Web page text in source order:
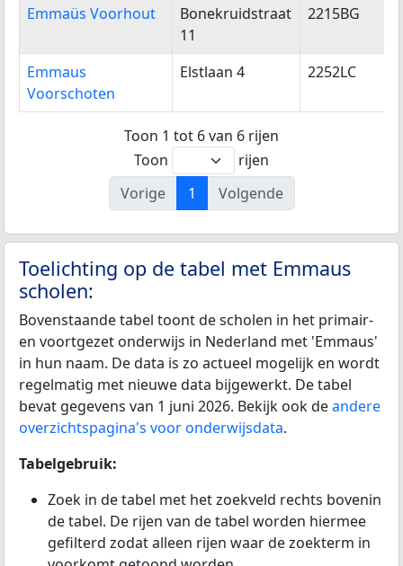
Emmaüs Voorhout
Bonekruidstraat
11
2215BG
Emmaus
Voorschoten
Elstlaan 4 2252LC
Toon 1 tot 6 van 6 rijen
Toon
rijen
Vorige
1 Volgende
Toelichting op de tabel met Emmaus
scholen:
Bovenstaande tabel toont de scholen in het primair-
en voortgezet onderwijs in Nederland met 'Emmaus'
in hun naam. De data is zo actueel mogelijk en wordt
regelmatig met nieuwe data bijgewerkt. De tabel
bevat gegevens van 1 juni 2026. Bekijk ook deandere
overzichtspagina's voor onderwijsdata.
Tabelgebruik:
Zoek in de tabel met het zoekveld rechts bovenin
de tabel. De rijen van de tabel worden hiermee
gefilterd zodat alleen rijen waar de zoekterm in